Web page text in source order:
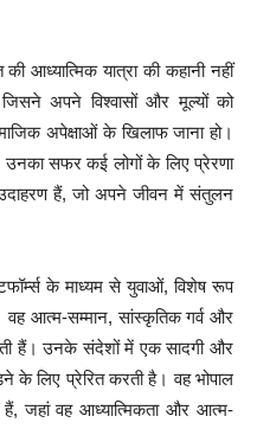
की आध्यात्मिक यात्रा की कहानी नहीं
अपने विश्वासों और मूल्यों को
अपेक्षाओं के खिलाफ जाना हो।
उनका सफर कई लोगों के लिए प्रेरणा
हैं, जो अपने जीवन में संतुलन
के माध्यम से युवाओं, विशेष रूप
वह आत्म-सम्मान, सांस्कृतिक गर्व और
हैं। उनके संदेशों में एक सादगी और
के लिए प्रेरित करती है। वह भोपाल
हैं, जहां वह आध्यात्मिकता और आत्म-